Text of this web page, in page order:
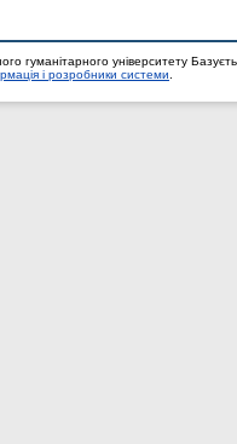
гуманітарного університету
і розробники системи